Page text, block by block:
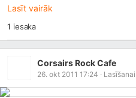
Lasīt vairāk
1 iesaka
Corsairs Rock Cafe
26. okt 2011 17:24 · Lasīšanai